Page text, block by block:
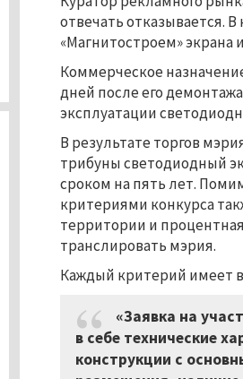
отвечать отказывается.
«Магнитостроем» экрана
Коммерческое
дней после его
эксплуатации
В результате торгов
трибуны светодиодный
сроком на пять лет.
критериями конкурса
территории и
транслировать мэрия.
Каждый критерий имеет
«Заявка на
в себе технические
конструкции с